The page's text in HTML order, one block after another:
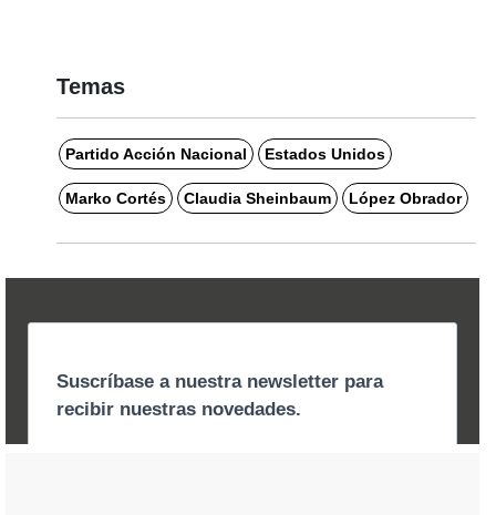
Temas
Partido Acción Nacional Estados Unidos
Marko Cortés Claudia Sheinbaum López Obrador